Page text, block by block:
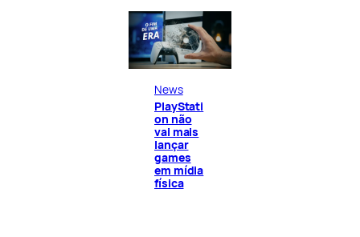
News
PlayStati
on não
vai mais
lançar
games
em mídia
física